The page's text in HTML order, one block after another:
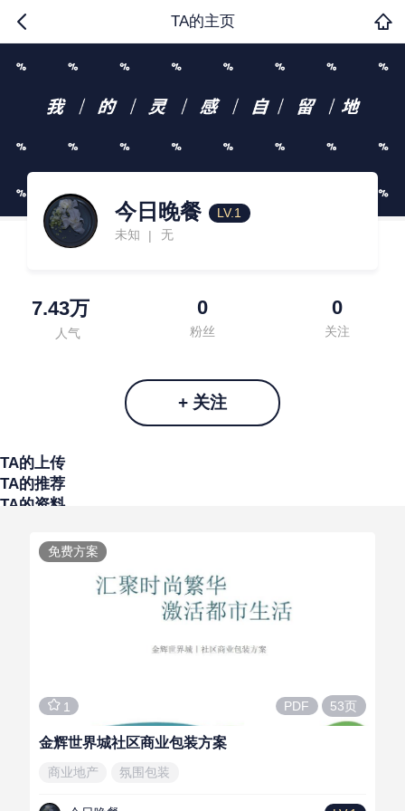
TA的主页
今日晚餐
LV.1
未知
| 无
7.43万
人气
0
粉丝
0
关注
+ 关注
TA的上传
TA的推荐
TA的资料
免费方案
1 PDF 53页
金辉世界城社区商业包装方案
商业地产 氛围包装